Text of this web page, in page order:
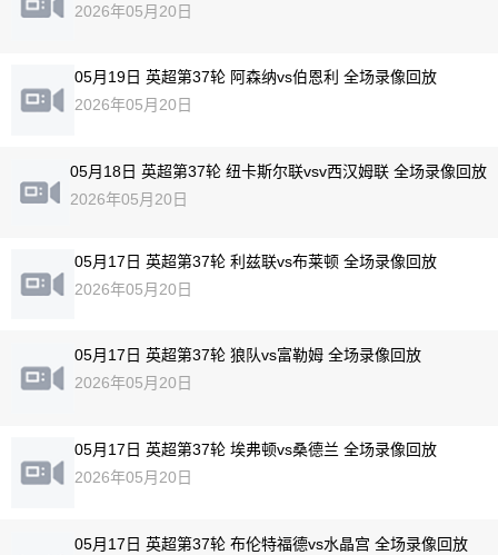
2026年05月20日
05月19日 英超第37轮 阿森纳vs伯恩利 全场录像回放
2026年05月20日
05月18日 英超第37轮 纽卡斯尔联vsv西汉姆联 全场录像回放
2026年05月20日
05月17日 英超第37轮 利兹联vs布莱顿 全场录像回放
2026年05月20日
05月17日 英超第37轮 狼队vs富勒姆 全场录像回放
2026年05月20日
05月17日 英超第37轮 埃弗顿vs桑德兰 全场录像回放
2026年05月20日
05月17日 英超第37轮 布伦特福德vs水晶宫 全场录像回放